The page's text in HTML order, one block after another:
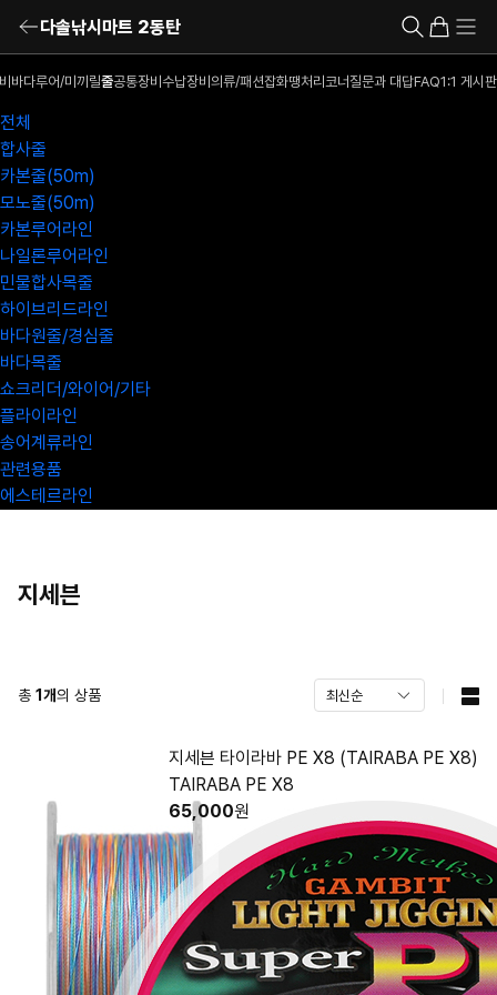
다솔낚시마트 2동탄
바다루어/미끼 릴줄공통장비 수납장비 의류/패션잡화땡처리코너 질문과 대답FAQ1:1 게시판
전체
합사줄
카본줄(50m)
모노줄(50m)
카본루어라인
나일론루어라인
민물합사목줄
하이브리드라인
바다원줄/경심줄
바다목줄
쇼크리더/와이어/기타
플라이라인
송어계류라인
관련용품
에스테르라인
지세븐
총 1 개의 상품
지세븐 타이라바 PE X8 (TAIRABA PE X8)
TAIRABA PE X8
65,000원